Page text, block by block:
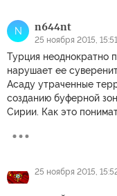
N n644nt
25 ноября 2015, 15:51
Турция неоднократно
нарушает ее
Асаду утраченные
созданию буферной
Сирии. Как это
25 ноября 2015,